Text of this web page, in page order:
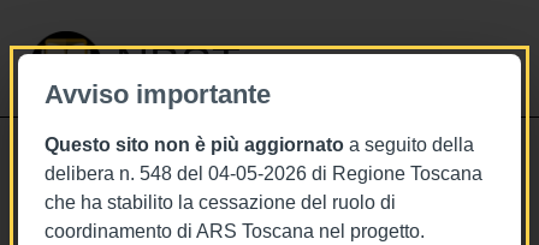
Avviso importante
Questo sito non è più aggiornato a seguito della
delibera n. 548 del 04-05-2026 di Regione Toscana
che ha stabilito la cessazione del ruolo di
coordinamento di ARS Toscana nel progetto.
NBST
25/11/2019